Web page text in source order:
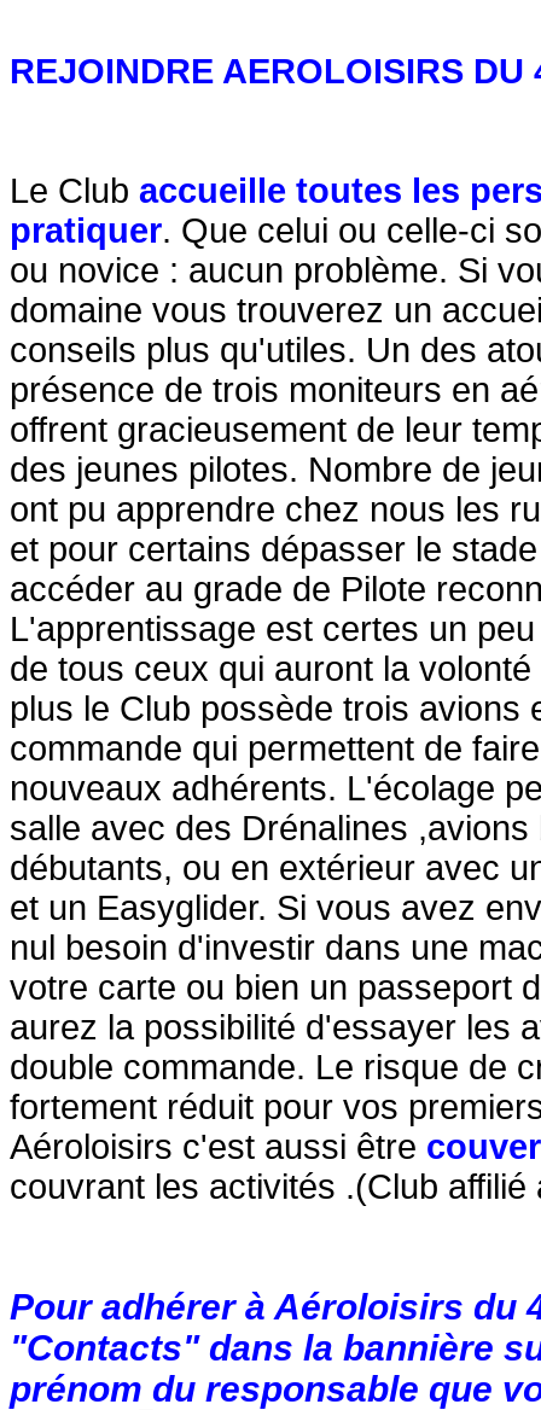
REJOINDRE AEROLOISIRS DU
Le Club accueille toutes les
pratiquer. Que celui ou celle-ci
ou novice : aucun problème. Si
domaine vous trouverez un
conseils plus qu'utiles. Un des
présence de trois moniteurs en
offrent gracieusement de leur
des jeunes pilotes. Nombre de
ont pu apprendre chez nous les
et pour certains dépasser le
accéder au grade de Pilote
L'apprentissage est certes un
de tous ceux qui auront la
plus le Club possède trois avions
commande qui permettent de
nouveaux adhérents. L'écolage
salle avec des Drénalines
débutants, ou en extérieur avec
et un Easyglider. Si vous avez
nul besoin d'investir dans une
votre carte ou bien un passeport
aurez la possibilité d'essayer les
double commande. Le risque de
fortement réduit pour vos
Aéroloisirs c'est aussi être
couvrant les activités .(Club affilié
Pour adhérer à Aéroloisirs du
"Contacts" dans la bannière
prénom du responsable que